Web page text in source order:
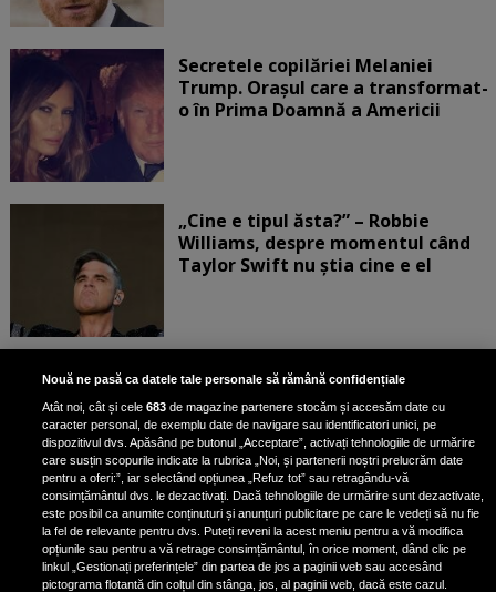
Secretele copilăriei Melaniei
Trump. Orașul care a transformat-
o în Prima Doamnă a Americii
„Cine e tipul ăsta?” – Robbie
Williams, despre momentul când
Taylor Swift nu știa cine e el
Bruce Dickinson, solistul trupei
Iron Maiden, şi-a arătat talentul
de scrimer la un concurs în Franţa
Nicki Minaj, acuzată de agresiune
de fostul manager: Detalii șocante
din proces
Nouă ne pasă ca datele tale personale să rămână confidențiale
Atât noi, cât și cele683 de magazine partenere stocăm și accesăm date cu
caracter personal, de exemplu date de navigare sau identificatori unici, pe
dispozitivul dvs. Apăsând pe butonul „Acceptare”, activați tehnologiile de urmărire
care susțin scopurile indicate la rubrica „Noi, și partenerii noștri prelucrăm date
pentru a oferi:”, iar selectând opțiunea „Refuz tot” sau retragându-vă
consimțământul dvs. le dezactivați. Dacă tehnologiile de urmărire sunt dezactivate,
este posibil ca anumite conținuturi și anunțuri publicitare pe care le vedeți să nu fie
la fel de relevante pentru dvs. Puteți reveni la acest meniu pentru a vă modifica
opțiunile sau pentru a vă retrage consimțământul, în orice moment, dând clic pe
linkul „Gestionați preferințele” din partea de jos a paginii web sau accesând
pictograma flotantă din colțul din stânga, jos, al paginii web, dacă este cazul.